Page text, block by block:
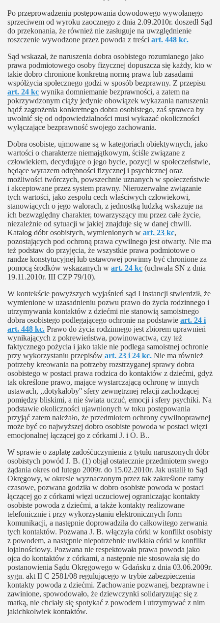
Po przeprowadzeniu postępowania dowodowego wywołanego
sprzeciwem od wyroku zaocznego z dnia 2.09.2010r. doszedł Sąd
do przekonania, że również nie zasługuje na uwzględnienie
roszczenie wywodzone przez powoda z treści art. 448 kc.
Sąd wskazał, że naruszenia dobra osobistego rozumianego jako
prawa podmiotowego osoby fizycznej dopuszcza się każdy, kto w
takie dobro chronione konkretną normą prawa lub zasadami
współżycia społecznego godzi w sposób bezprawny. Z przepisu
art. 24 kc wynika domniemanie bezprawności, a zatem na
pokrzywdzonym ciąży jedynie obowiązek wykazania naruszenia
bądź zagrożenia konkretnego dobra osobistego, zaś sprawca by
uwolnić się od odpowiedzialności musi wykazać okoliczności
wyłączające bezprawność swojego zachowania.
Dobra osobiste, ujmowane są w kategoriach obiektywnych, jako
wartości o charakterze niemajątkowym, ściśle związane z
człowiekiem, decydujące o jego bycie, pozycji w społeczeństwie,
będące wyrazem odrębności fizycznej i psychicznej oraz
możliwości twórczych, powszechnie uznanych w społeczeństwie
i akceptowane przez system prawny. Nierozerwalne związanie
tych wartości, jako zespołu cech właściwych człowiekowi,
stanowiących o jego walorach, z jednostką ludzką wskazuje na
ich bezwzględny charakter, towarzyszący mu przez całe życie,
niezależnie od sytuacji w jakiej znajduje się w danej chwili.
Katalog dóbr osobistych, wymienionych w art. 23 kc,
pozostających pod ochroną prawa cywilnego jest otwarty. Nie ma
też podstaw do przyjęcia, że wszystkie prawa podmiotowe o
randze konstytucyjnej lub ustawowej powinny być chronione za
pomocą środków wskazanych w art. 24 kc (uchwała SN z dnia
19.11.2010r. III CZP 79/10).
W kontekście powyższych wyjaśnień sąd I instancji stwierdził, że
wymienione w uzasadnieniu pozwu prawo do życia rodzinnego i
utrzymywania kontaktów z dziećmi nie stanowią samoistnego
dobra osobistego podlegającego ochronie na podstawie art. 24 i
art. 448 kc. Prawo do życia rodzinnego jest zbiorem uprawnień
wynikających z pokrewieństwa, powinowactwa, czy też
faktycznego pożycia i jako takie nie podlega samoistnej ochronie
przy wykorzystaniu przepisów art. 23 i 24 kc. Nie ma również
potrzeby kreowania na potrzeby rozstrzyganej sprawy dobra
osobistego w postaci prawa rodzica do kontaktów z dziećmi, gdyż
tak określone prawo, mające wystarczającą ochronę w innych
ustawach, ,,dotykałoby'' sfery zewnętrznej relacji zachodzącej
pomiędzy bliskimi, a nie świata uczuć, emocji i sfery psychiki. Na
podstawie okoliczności ujawnionych w toku postępowania
przyjąć zatem należało, że przedmiotem ochrony cywilnoprawnej
może być co najwyższej dobro osobiste powoda w postaci więzi
emocjonalnej łączącej go z córkami J. i O. B..
W sprawie o zapłatę zadośćuczynienia z tytułu naruszonych dóbr
osobistych powód J. B. (1) objął ostatecznie przedmiotem swego
żądania okres od lutego 2009r. do 15.02.2010r. Jak ustalił to Sąd
Okręgowy, w okresie wyznaczonym przez tak zakreślone ramy
czasowe, pozwana godziła w dobro osobiste powoda w postaci
łączącej go z córkami więzi uczuciowej ograniczając kontakty
osobiste powoda z dziećmi, a także kontakty realizowane
telefonicznie i przy wykorzystaniu elektronicznych form
komunikacji, a następnie doprowadziła do całkowitego zerwania
tych kontaktów. Pozwana J. B. włączyła córki w konflikt osobisty
z powodem, a następnie niepotrzebnie uwikłała córki w konflikt
lojalnościowy. Pozwana nie respektowała prawa powoda jako
ojca do kontaktów z córkami, a następnie nie stosowała się do
postanowienia Sądu Okręgowego w Gdańsku z dnia 03.06.2009r.
sygn. akt II C 2581/08 regulującego w trybie zabezpieczenia
kontakty powoda z dziećmi. Zachowanie pozwanej, bezprawne i
zawinione, spowodowało, że dziewczynki solidaryzując się z
matką, nie chciały się spotykać z powodem i utrzymywać z nim
jakichkolwiek kontaktów.